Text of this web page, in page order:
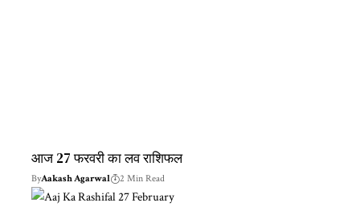
आज 27 फरवरी का लव राशिफल
ByAakash Agarwal 2 Min Read